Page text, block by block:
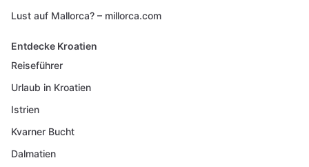
Lust auf Mallorca? – millorca.com
Entdecke Kroatien
Reiseführer
Urlaub in Kroatien
Istrien
Kvarner Bucht
Dalmatien